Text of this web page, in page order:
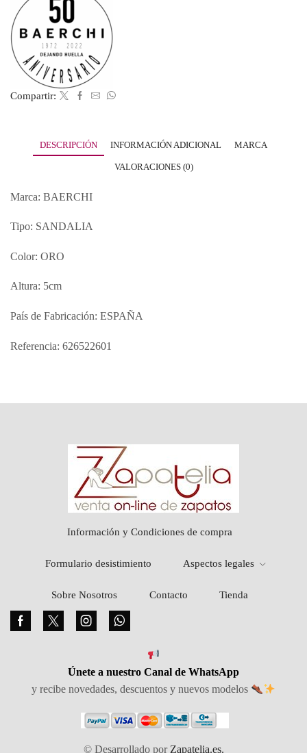
Compartir:
DESCRIPCIÓN INFORMACIÓN ADICIONAL MARCA
VALORACIONES (0)
Marca: BAERCHI
Tipo: SANDALIA
Color: ORO
Altura: 5cm
País de Fabricación: ESPAÑA
Referencia: 626522601
Información y Condiciones de compra
Formulario desistimiento Aspectos legales
Sobre Nosotros Contacto Tienda
FacebookTwitterInstagramWhatsapp
Únete a nuestro Canal de WhatsApp
y recibe novedades, descuentos y nuevos modelos
© Desarrollado por Zapatelia.es.